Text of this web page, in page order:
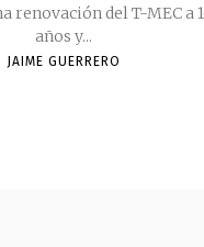
renovación del T-MEC a
años y...
JAIME GUERRERO